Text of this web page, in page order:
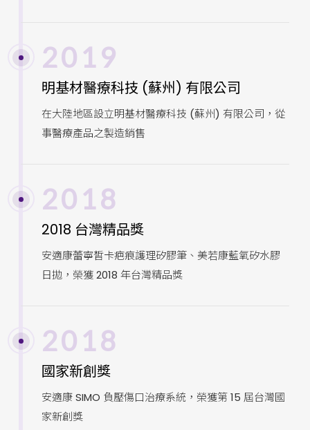
2019
明基材醫療科技 (蘇州) 有限公司
在大陸地區設立明基材醫療科技 (蘇州) 有限公司，從
事醫療產品之製造銷售
2018
2018 台灣精品獎
安適康蕾寧皙卡疤痕護理矽膠筆、美若康藍氧矽水膠
日拋，榮獲 2018 年台灣精品獎
2018
國家新創獎
安適康 SIMO 負壓傷口治療系統，榮獲第 15 屆台灣國
家新創獎